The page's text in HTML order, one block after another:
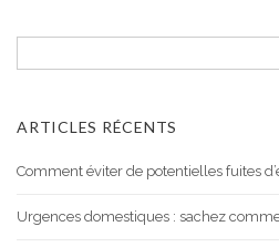
ARTICLES RÉCENTS
Comment éviter de potentielles fuites
Urgences domestiques : sachez